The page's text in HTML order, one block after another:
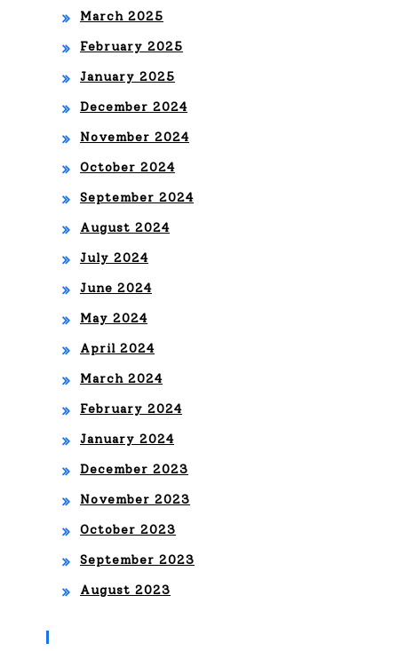
March 2025
February 2025
January 2025
December 2024
November 2024
October 2024
September 2024
August 2024
July 2024
June 2024
May 2024
April 2024
March 2024
February 2024
January 2024
December 2023
November 2023
October 2023
September 2023
August 2023